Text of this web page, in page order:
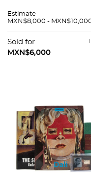
CONQUEST OF
MÉXICO: THE
LIMITED EDITIONS
Estimate
MXN$8,000 -
Sold for
MXN$6,000